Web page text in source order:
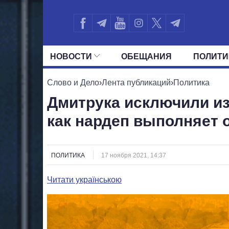
НОВОСТИ ОБЕЩАНИЯ
ВСЕ ПОЛИТИКИ ПРЕЗИДЕНТ И
Слово и Дело›Лента публикаций›Политика
Дмитрука исключили
как нардеп выполняет
ПОЛИТИКА 17 ноября 2021, 14:37
Читати українською